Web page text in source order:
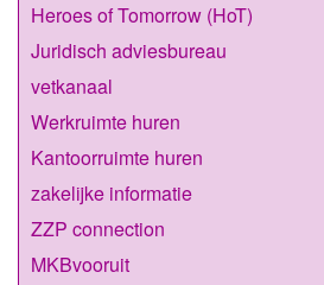
Heroes of Tomorrow (HoT)
Juridisch adviesbureau
vetkanaal
Werkruimte huren
Kantoorruimte huren
zakelijke informatie
ZZP connection
MKBvooruit